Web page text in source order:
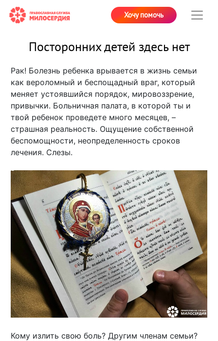
Хочу помочь
Посторонних детей здесь нет
Рак! Болезнь ребенка врывается в жизнь семьи
как вероломный и беспощадный враг, который
меняет устоявшийся порядок, мировоззрение,
привычки. Больничная палата, в которой ты и
твой ребенок проведете много месяцев, –
страшная реальность. Ощущение собственной
беспомощности, неопределенность сроков
лечения. Слезы.
Кому излить свою боль? Другим членам семьи?